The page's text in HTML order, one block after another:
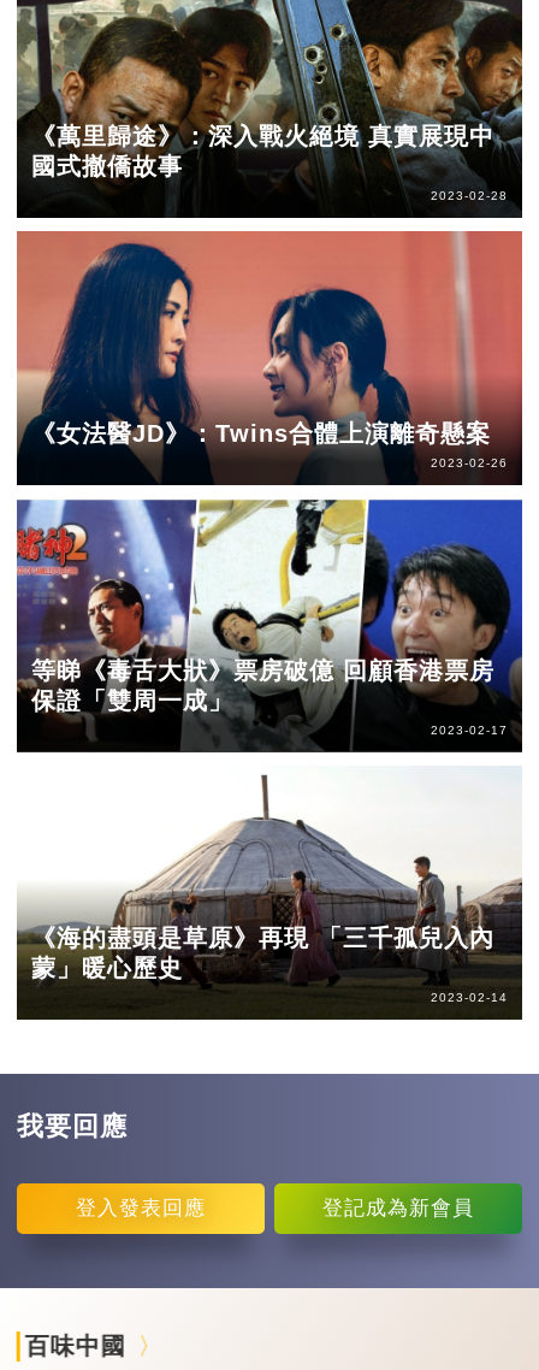
《萬里歸途》：深入戰火絕境 真實展現中
國式撤僑故事
2023-02-28
《女法醫JD》：Twins合體上演離奇懸案
2023-02-26
等睇《毒舌大狀》票房破億 回顧香港票房
保證「雙周一成」
2023-02-17
《海的盡頭是草原》再現 「三千孤兒入內
蒙」暖心歷史
2023-02-14
我要回應
登入 發表回應 登記成為新會員
百味中國